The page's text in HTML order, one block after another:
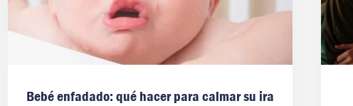
Bebé enfadado: qué hacer para calmar su ira